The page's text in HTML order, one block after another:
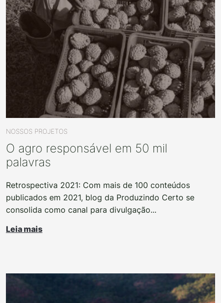
NOSSOS PROJETOS
O agro responsável em 50 mil
palavras
Retrospectiva 2021: Com mais de 100 conteúdos
publicados em 2021, blog da Produzindo Certo se
consolida como canal para divulgação...
Leia mais